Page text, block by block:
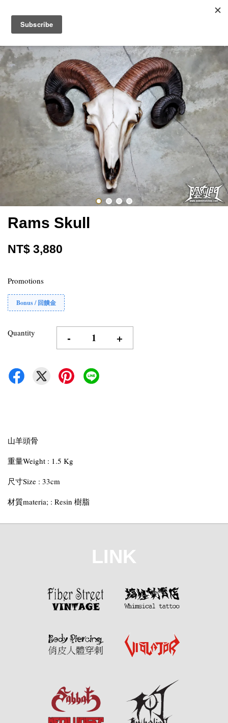
Rams Skull
NT$ 3,880
Promotions
Bonus / 回饋金
Quantity - +
山羊頭骨
重量Weight : 1.5 Kg
尺寸Size : 33cm
材質materia; : Resin 樹脂
LINK